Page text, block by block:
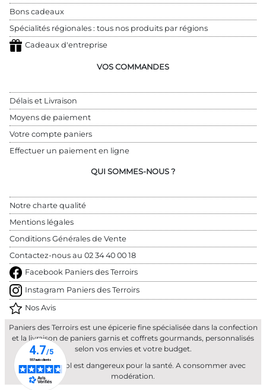
Bons cadeaux
Spécialités régionales : tous nos produits par régions
Cadeaux d'entreprise
VOS COMMANDES
Délais et Livraison
Moyens de paiement
Votre compte paniers
Effectuer un paiement en ligne
QUI SOMMES-NOUS ?
Notre charte qualité
Mentions légales
Conditions Générales de Vente
Contactez-nous au 02 34 40 00 18
Facebook Paniers des Terroirs
Instagram Paniers des Terroirs
Nos Avis
Paniers des Terroirs est une épicerie fine spécialisée dans la confection
et la livraison de paniers garnis et coffrets gourmands, personnalisés
selon vos envies et votre budget.
L'abus d'alcool est dangereux pour la santé. A consommer avec
modération.